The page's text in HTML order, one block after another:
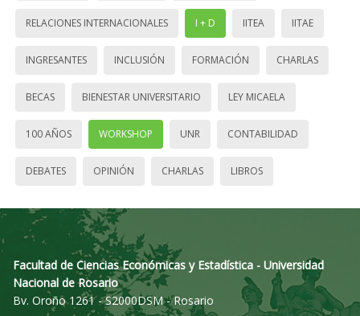
RELACIONES INTERNACIONALES I + D IITEA IITAE
INGRESANTES INCLUSIÓN FORMACIÓN CHARLAS
BECAS BIENESTAR UNIVERSITARIO LEY MICAELA
100 AÑOS WORKSHOP UNR CONTABILIDAD
DEBATES OPINIÓN CHARLAS LIBROS
Facultad de Ciencias Económicas y Estadística - Universidad
Nacional de Rosario
Bv. Oroño 1261 - S2000DSM - Rosario